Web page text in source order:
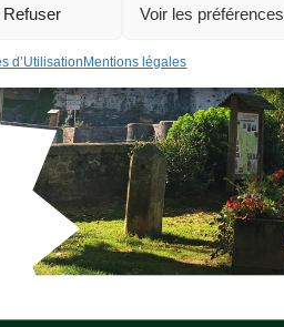
Refuser Voir les préférences
d’UtilisationMentions légales